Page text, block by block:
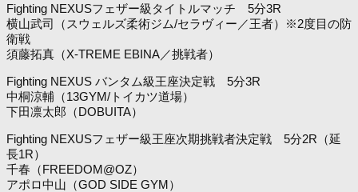
Fighting NEXUSフェザー級タイトルマッチ 5分3R
横山武司（スウェルズ柔術ジム/セラヴィー／王者）※2度目の防
衛戦
須藤拓真（X-TREME EBINA／挑戦者）
Fighting NEXUS バンタム級王座決定戦 5分3R
中桐涼輔（13GYM/トイカツ道場）
下田凛太郎（DOBUITA）
Fighting NEXUSフェザー級王座次期挑戦者決定戦 5分2R（延
長1R）
千春（FREEDOM@OZ）
アポロ中山（GOD SIDE GYM）